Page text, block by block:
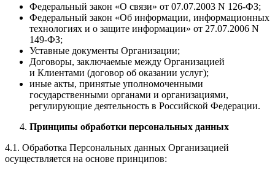
Федеральный закон «О связи» от 07.07.2003 N 126-ФЗ;
Федеральный закон «Об информации, информационных
технологиях и о защите информации» от 27.07.2006 N
149-ФЗ;
Уставные документы Организации;
Договоры, заключаемые между Организацией
и Клиентами (договор об оказании услуг);
иные акты, принятые уполномоченными
государственными органами и организациями,
регулирующие деятельность в Российской Федерации.
Принципы обработки персональных данных
4.1. Обработка Персональных данных Организацией
осуществляется на основе принципов: